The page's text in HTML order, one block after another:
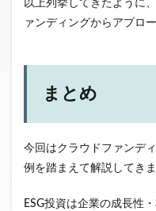
以上列挙してきたように
ァンディングからアプロ
まとめ
今回はクラウドファンデ
例を踏まえて解説してきま
ESG投資は企業の成長性